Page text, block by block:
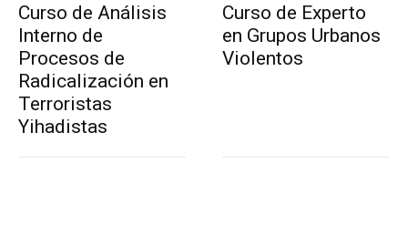
Curso de Análisis
Interno de
Procesos de
Radicalización en
Terroristas
Yihadistas
Curso de Experto
en Grupos Urbanos
Violentos